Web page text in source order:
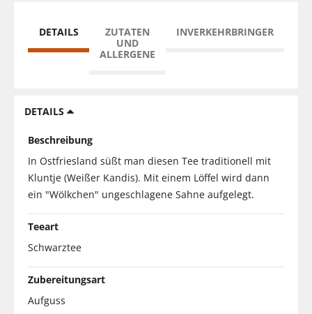
DETAILS
ZUTATEN
UND
ALLERGENE
INVERKEHRBRINGER
DETAILS
Beschreibung
In Ostfriesland süßt man diesen Tee traditionell mit
Kluntje (Weißer Kandis). Mit einem Löffel wird dann
ein "Wölkchen" ungeschlagene Sahne aufgelegt.
Teeart
Schwarztee
Zubereitungsart
Aufguss